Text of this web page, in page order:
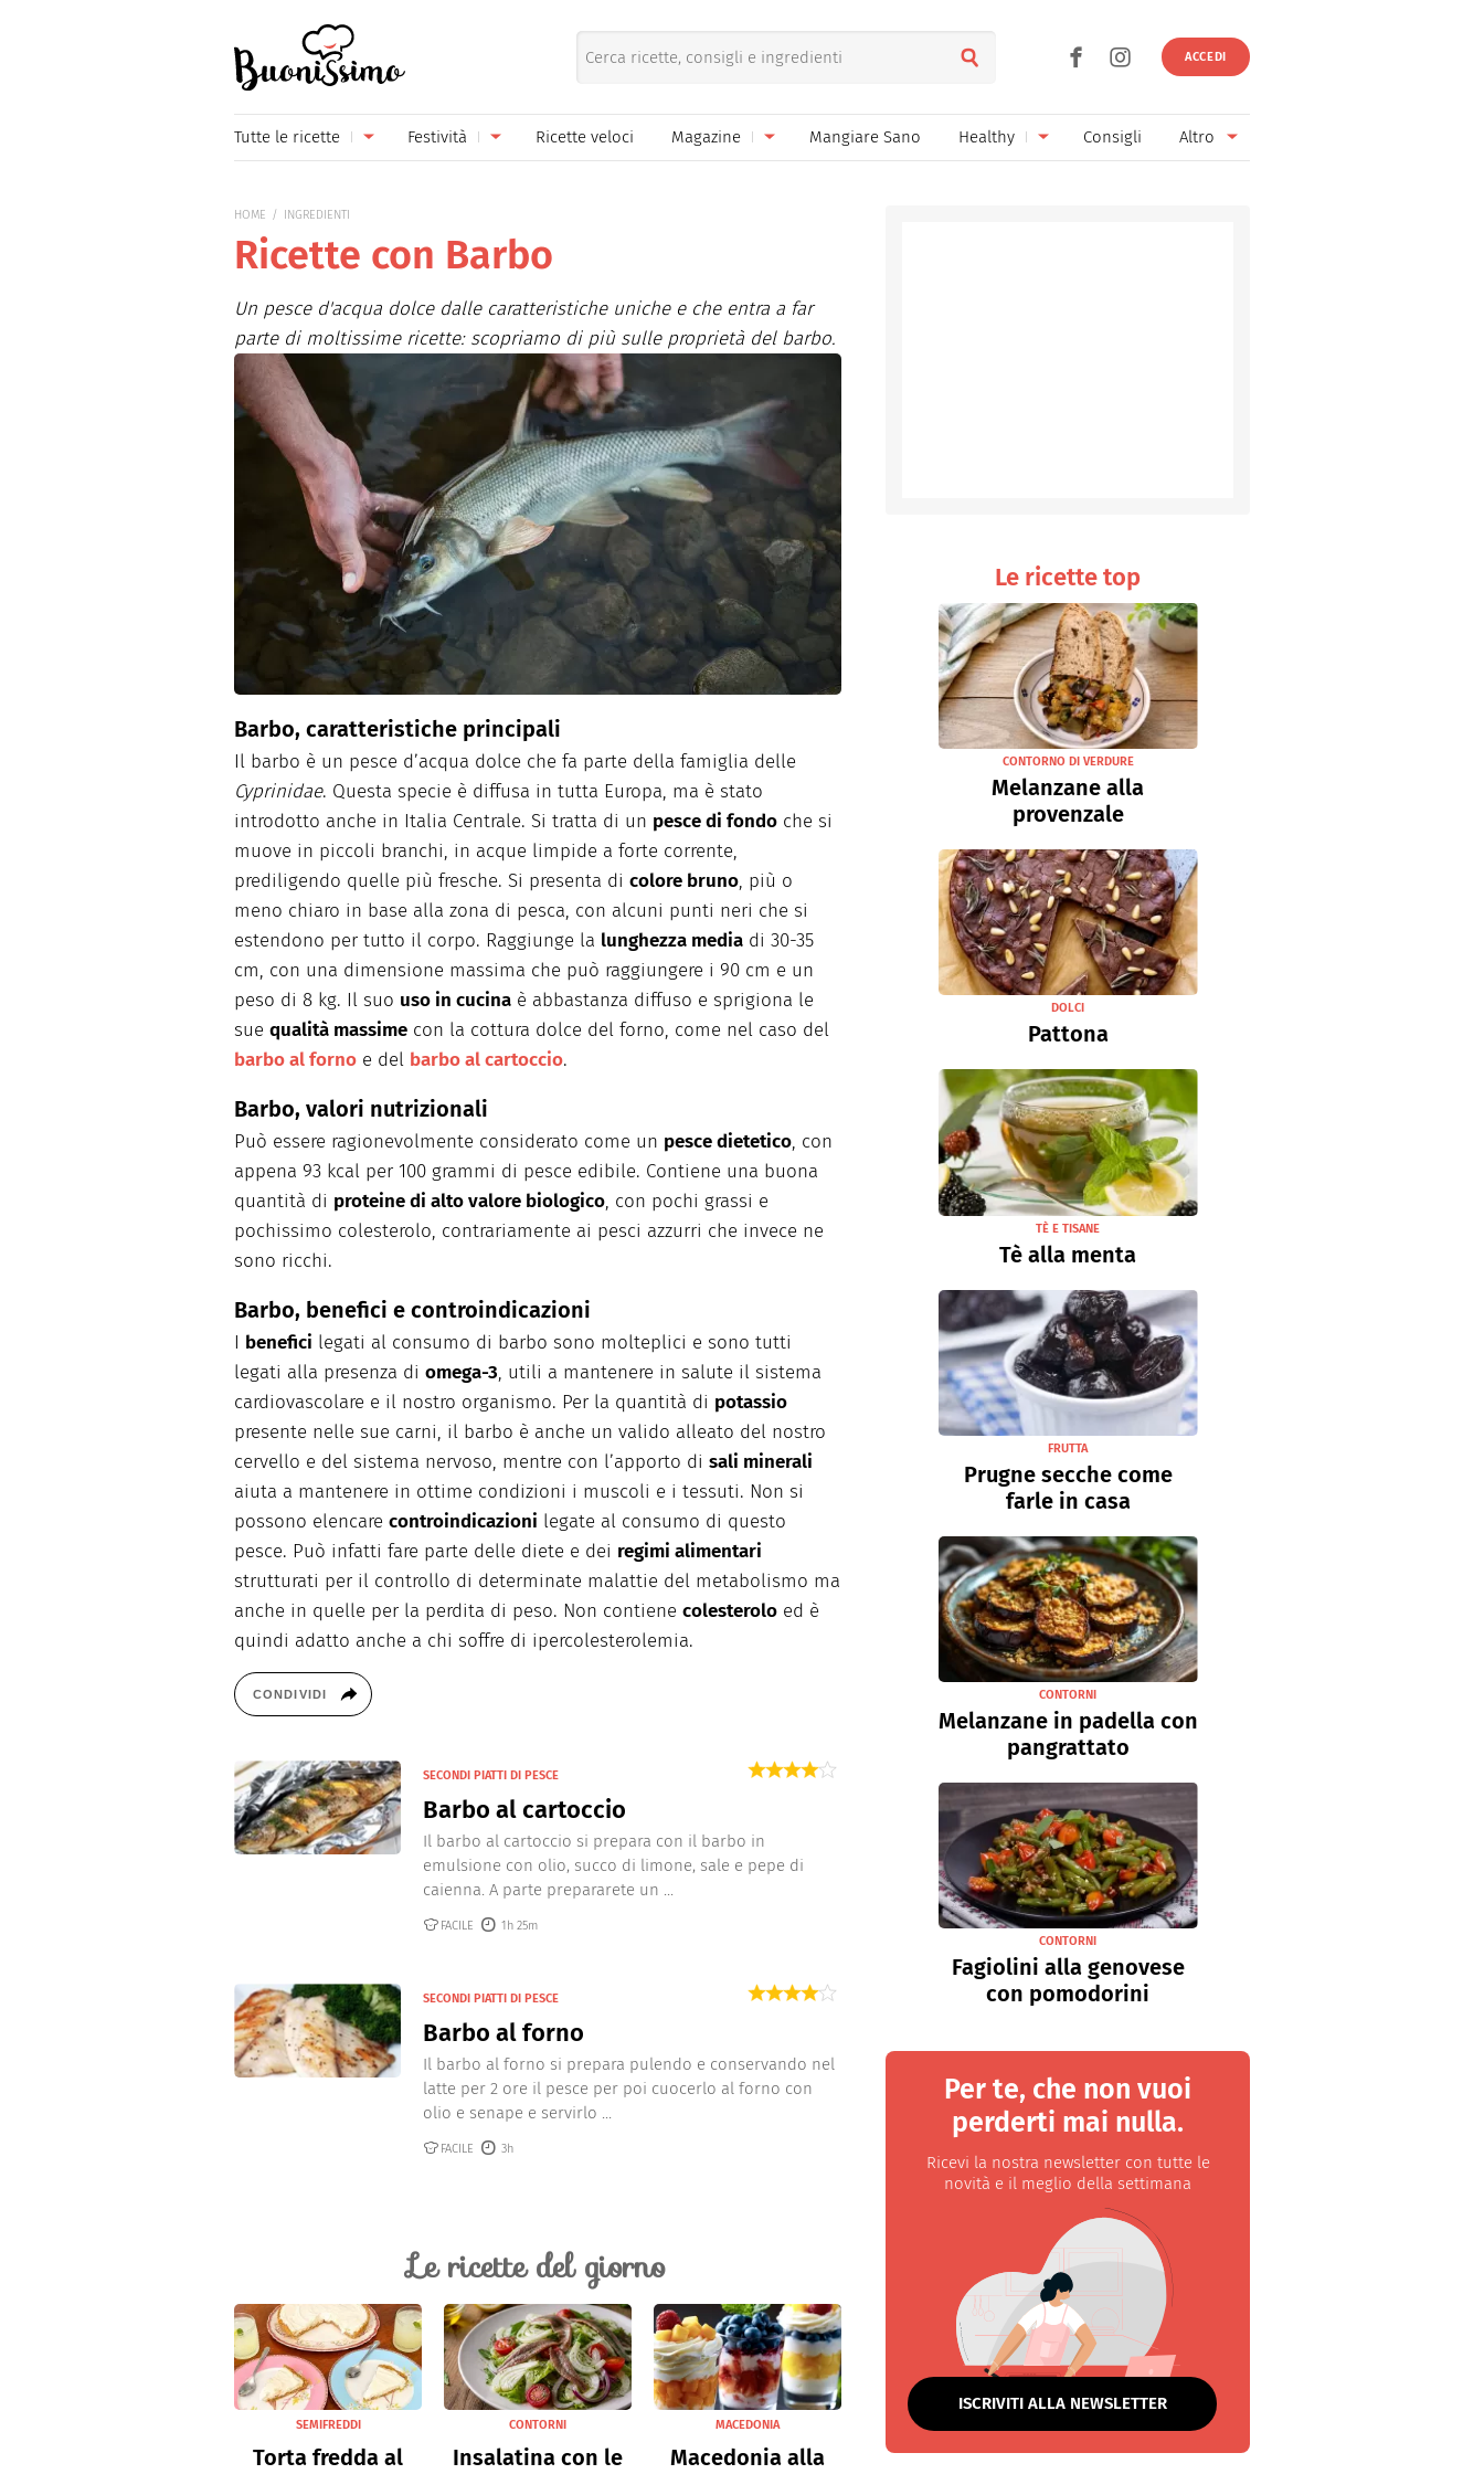
ACCEDI
Tutte le ricette
Primi piatti Pane pizza focacce
Piatti unici Marmellate e confetture
Contorni Conserve
Formaggi Ricette di base
Frutta Bevande
Festività
Carnevale
Festa della Mamma
Festa del Papà
Halloween
Natale
Pasqua
San Valentino
Ricette veloci Magazine Mangiare Sano Healthy Consigli Altro
HOME INGREDIENTI
Ricette con Barbo
Un pesce d'acqua dolce dalle caratteristiche uniche e che entra a far
parte di moltissime ricette: scopriamo di più sulle proprietà del barbo.
Barbo, caratteristiche principali
Il barbo è un pesce d’acqua dolce che fa parte della famiglia delle
Cyprinidae. Questa specie è diffusa in tutta Europa, ma è stato
introdotto anche in Italia Centrale. Si tratta di un pesce di fondo che si
muove in piccoli branchi, in acque limpide a forte corrente,
prediligendo quelle più fresche. Si presenta di colore bruno, più o
meno chiaro in base alla zona di pesca, con alcuni punti neri che si
estendono per tutto il corpo. Raggiunge la lunghezza media di 30-35
cm, con una dimensione massima che può raggiungere i 90 cm e un
peso di 8 kg. Il suo uso in cucina è abbastanza diffuso e sprigiona le
sue qualità massime con la cottura dolce del forno, come nel caso del
barbo al forno e del barbo al cartoccio.
Barbo, valori nutrizionali
Può essere ragionevolmente considerato come un pesce dietetico, con
appena 93 kcal per 100 grammi di pesce edibile. Contiene una buona
quantità di proteine di alto valore biologico, con pochi grassi e
pochissimo colesterolo, contrariamente ai pesci azzurri che invece ne
sono ricchi.
Barbo, benefici e controindicazioni
I benefici legati al consumo di barbo sono molteplici e sono tutti
legati alla presenza di omega-3, utili a mantenere in salute il sistema
cardiovascolare e il nostro organismo. Per la quantità di potassio
presente nelle sue carni, il barbo è anche un valido alleato del nostro
cervello e del sistema nervoso, mentre con l’apporto di sali minerali
aiuta a mantenere in ottime condizioni i muscoli e i tessuti. Non si
possono elencare controindicazioni legate al consumo di questo
pesce. Può infatti fare parte delle diete e dei regimi alimentari
strutturati per il controllo di determinate malattie del metabolismo ma
anche in quelle per la perdita di peso. Non contiene colesterolo ed è
quindi adatto anche a chi soffre di ipercolesterolemia.
CONDIVIDI
SECONDI PIATTI DI PESCE
Barbo al cartoccio
Il barbo al cartoccio si prepara con il barbo in
emulsione con olio, succo di limone, sale e pepe di
caienna. A parte prepararete un ...
FACILE 1h 25m
SECONDI PIATTI DI PESCE
Barbo al forno
Il barbo al forno si prepara pulendo e conservando nel
latte per 2 ore il pesce per poi cuocerlo al forno con
olio e senape e servirlo ...
FACILE 3h
Le ricette del giorno
SEMIFREDDI
Torta fredda al
CONTORNI
Insalatina con le
MACEDONIA
Macedonia alla
Le ricette top
CONTORNO DI VERDURE
Melanzane alla
provenzale
DOLCI
Pattona
TÈ E TISANE
Tè alla menta
FRUTTA
Prugne secche come
farle in casa
CONTORNI
Melanzane in padella con
pangrattato
CONTORNI
Fagiolini alla genovese
con pomodorini
Per te, che non vuoi
perderti mai nulla.
Ricevi la nostra newsletter con tutte le
novità e il meglio della settimana
ISCRIVITI ALLA NEWSLETTER